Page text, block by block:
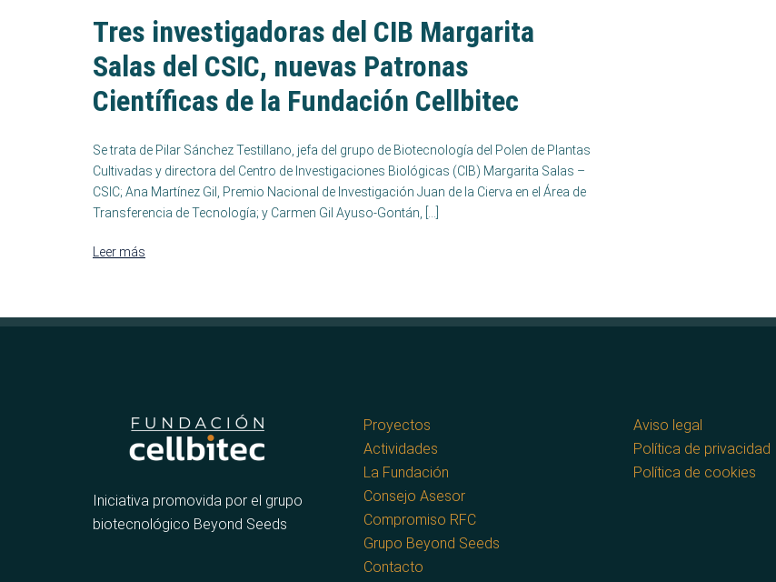
Tres investigadoras del CIB Margarita
Salas del CSIC, nuevas Patronas
Científicas de la Fundación Cellbitec
Se trata de Pilar Sánchez Testillano, jefa del grupo de Biotecnología del Polen de Plantas
Cultivadas y directora del Centro de Investigaciones Biológicas (CIB) Margarita Salas –
CSIC; Ana Martínez Gil, Premio Nacional de Investigación Juan de la Cierva en el Área de
Transferencia de Tecnología; y Carmen Gil Ayuso-Gontán, […]
Leer más
Iniciativa promovida por el grupo
biotecnológico Beyond Seeds
Proyectos
Actividades
La Fundación
Consejo Asesor
Compromiso RFC
Grupo Beyond Seeds
Contacto
Aviso legal
Política de privacidad
Política de cookies